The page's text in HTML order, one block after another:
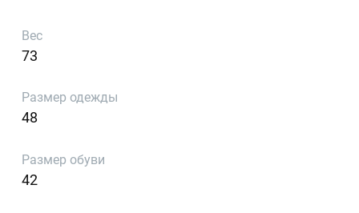
Вес
73
Размер одежды
48
Размер обуви
42